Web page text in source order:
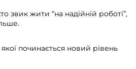
звик жити “на надійній роботі”,
починається новий рівень